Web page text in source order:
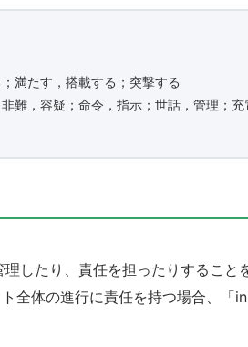
満たす，搭載する；突撃する
難，容疑；命令，指示；世話，管理；充
理したり、責任を担ったりすること
全体の進行に責任を持つ場合、「